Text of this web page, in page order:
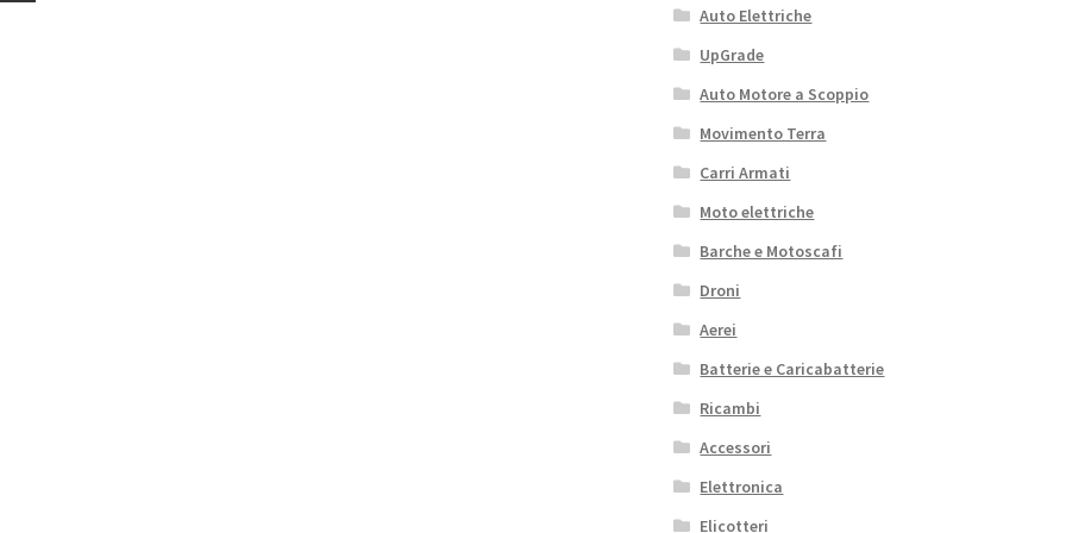
Auto Elettriche
UpGrade
Auto Motore a Scoppio
Movimento Terra
Carri Armati
Moto elettriche
Barche e Motoscafi
Droni
Aerei
Batterie e Caricabatterie
Ricambi
Accessori
Elettronica
Elicotteri